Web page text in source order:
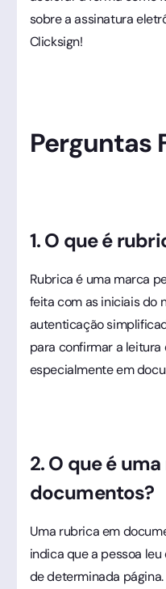
sobre a assinatura
Clicksign!
Perguntas
1. O que é
Rubrica é uma marca
feita com as iniciais do
autenticação
para confirmar a
especialmente em
2. O que é
documentos?
Uma rubrica em
indica que a pessoa
de determinada